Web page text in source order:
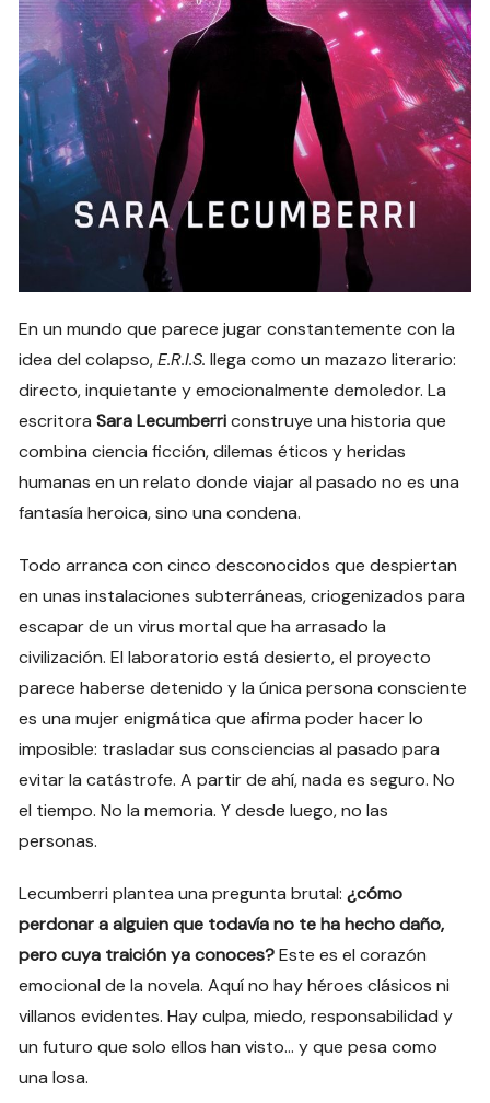
En un mundo que parece jugar constantemente con la
idea del colapso,E.R.I.S. llega como un mazazo literario:
directo, inquietante y emocionalmente demoledor. La
escritoraSara Lecumberriconstruye una historia que
combina ciencia ficción, dilemas éticos y heridas
humanas en un relato donde viajar al pasado no es una
fantasía heroica, sino una condena.
Todo arranca con cinco desconocidos que despiertan
en unas instalaciones subterráneas, criogenizados para
escapar de un virus mortal que ha arrasado la
civilización. El laboratorio está desierto, el proyecto
parece haberse detenido y la única persona consciente
es una mujer enigmática que afirma poder hacer lo
imposible: trasladar sus consciencias al pasado para
evitar la catástrofe. A partir de ahí, nada es seguro. No
el tiempo. No la memoria. Y desde luego, no las
personas.
Lecumberri plantea una pregunta brutal:¿cómo
perdonar a alguien que todavía no te ha hecho daño,
pero cuya traición ya conoces?Este es el corazón
emocional de la novela. Aquí no hay héroes clásicos ni
villanos evidentes. Hay culpa, miedo, responsabilidad y
un futuro que solo ellos han visto… y que pesa como
una losa.